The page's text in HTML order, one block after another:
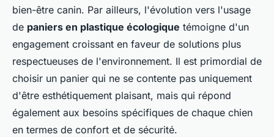
bien-être canin. Par ailleurs, l'évolution vers l'usage
de paniers en plastique écologique témoigne d'un
engagement croissant en faveur de solutions plus
respectueuses de l'environnement. Il est primordial de
choisir un panier qui ne se contente pas uniquement
d'être esthétiquement plaisant, mais qui répond
également aux besoins spécifiques de chaque chien
en termes de confort et de sécurité.